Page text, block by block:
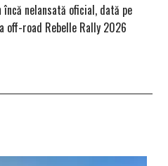
încă nelansată oficial, dată pe
road Rebelle Rally 2026